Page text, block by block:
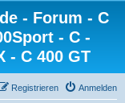
- Forum - C
- C -
- C 400 GT
Anmelden
Registrieren